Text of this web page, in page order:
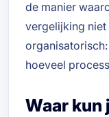
de manier
vergelijking
hoeveel
Waar kun